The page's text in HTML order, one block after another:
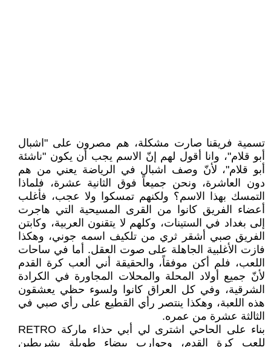
تسمية فريقنا صارت مشكلة، هم مصرون على "اشبال
أبو قلام"، وانا أقول لهم إنّ الاسم يجب أن يكون "ناشئة
أبو قلام"، لأنّ وصف اشبال في الرياضة يعني من هم
دون العاشرة، ونحن جميعاً فوق الثانية عشرة، فلماذا
التمسك بهذا الاسم؟ ولكنهم تمسكوا ولا عجب، فأغلب
أعضاء الفريق كانوا من القرى المسيحية التي هاجرت
إلى بغداد في الستينات، وكلهم لا يتقنون العربية، وكابتن
الفريق صبي أشقر ثري من تلكيف اسمه جوني، وهكذا
فازت الأغلبية الجاهلة على صوت العقل. أما في ساحات
اللعب، فلم أكن موفقاً، والحقيقة أني ألعب كرة القدم
لأنّ جميع أولاد المحلة والمحلات المجاورة في الكرادة
الشرقية، وفي كل العراق كانوا ولسوء حظي يعشقون
هذه اللعبة، وهكذا ينتصر رأي القطيع على رأي صبي في
الثالثة عشرة من عمره.
بناء على الحاحي اشترى لي أبي حذاء ماركة RETRO
للعب كرة القدم، وجوارب بيضاء طويلة بشريطين